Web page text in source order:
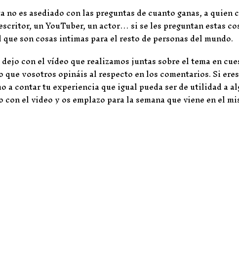
es asediado con las preguntas de cuanto ganas, a
un YouTuber, un actor… si se les preguntan estas
son cosas intimas para el resto de personas del mundo.
con el vídeo que realizamos juntas sobre el tema en
vosotros opináis al respecto en los comentarios. Si
a contar tu experiencia que igual pueda ser de utilidad a
con el video y os emplazo para la semana que viene en el